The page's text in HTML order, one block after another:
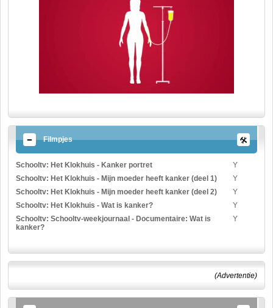
Filmpjes
Schooltv: Het Klokhuis - Kanker portret
Y
Schooltv: Het Klokhuis - Mijn moeder heeft kanker (deel 1)
Y
Schooltv: Het Klokhuis - Mijn moeder heeft kanker (deel 2)
Y
Schooltv: Het Klokhuis - Wat is kanker?
Y
Schooltv: Schooltv-weekjournaal - Documentaire: Wat is
kanker?
Y
(Advertentie)